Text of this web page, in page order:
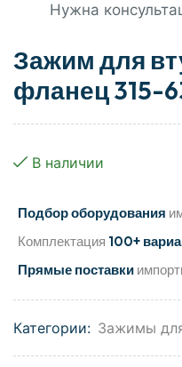
Нужна
Зажим для
фланец 315-
В наличии
Подбор оборудования
Комплектация 100+
Прямые поставки
Категории: Зажимы